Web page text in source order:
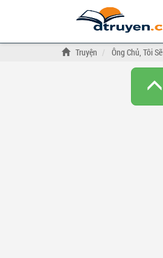
Truyện Ông Chủ, Tôi